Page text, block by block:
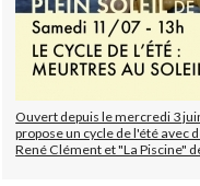
Ouvert depuis le mercredi 3
propose un cycle de l'été avec
René Clément et "La Piscine"